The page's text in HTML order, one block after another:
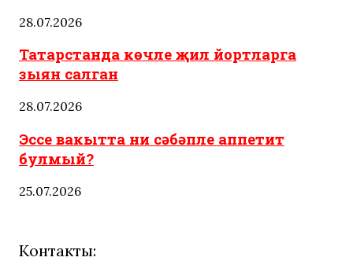
28.07.2026
Татарстанда көчле җил йортларга
зыян салган
28.07.2026
Эссе вакытта ни сәбәпле аппетит
булмый?
25.07.2026
Контакты: